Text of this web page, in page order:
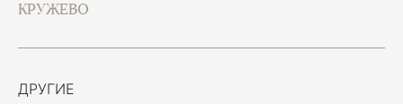
КРУЖЕВО
ДРУГИЕ